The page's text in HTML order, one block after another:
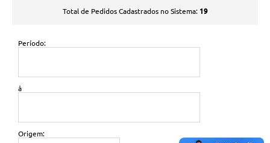
Total de Pedidos Cadastrados no Sistema: 19
Período:
à
Origem: